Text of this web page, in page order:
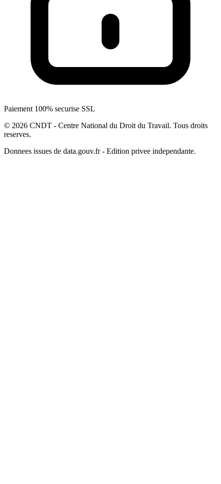
Paiement 100% securise SSL
© 2026 CNDT - Centre National du Droit du Travail. Tous droits
reserves.
Donnees issues de data.gouv.fr - Edition privee independante.